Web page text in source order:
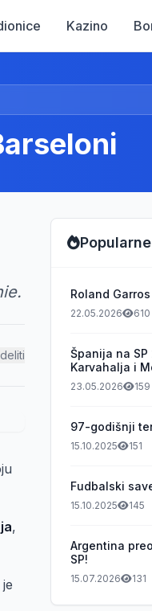
Kazino
,
Roland
22.05.2026 610
Španija na
Karvahalja i
23.05.2026 159
97-godišnji
15.10.2025 151
Fudbalski
15.10.2025 145
Argentina
SP!
15.07.2026 131